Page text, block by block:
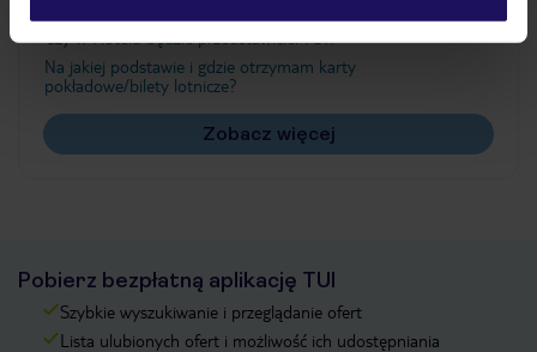
Czy w Hotelu będzie przedstawiciel TUI?
Na jakiej podstawie i gdzie otrzymam karty
pokładowe/bilety lotnicze?
Zobacz więcej
Pobierz bezpłatną aplikację TUI
Szybkie wyszukiwanie i przeglądanie ofert
Lista ulubionych ofert i możliwość ich udostępniania